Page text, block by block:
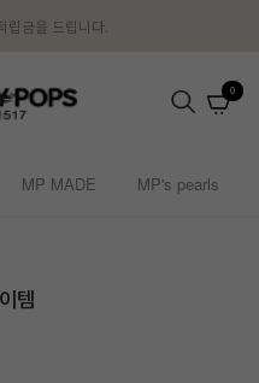
금을 드립니다.
0
MP MADE MP's pearls
템